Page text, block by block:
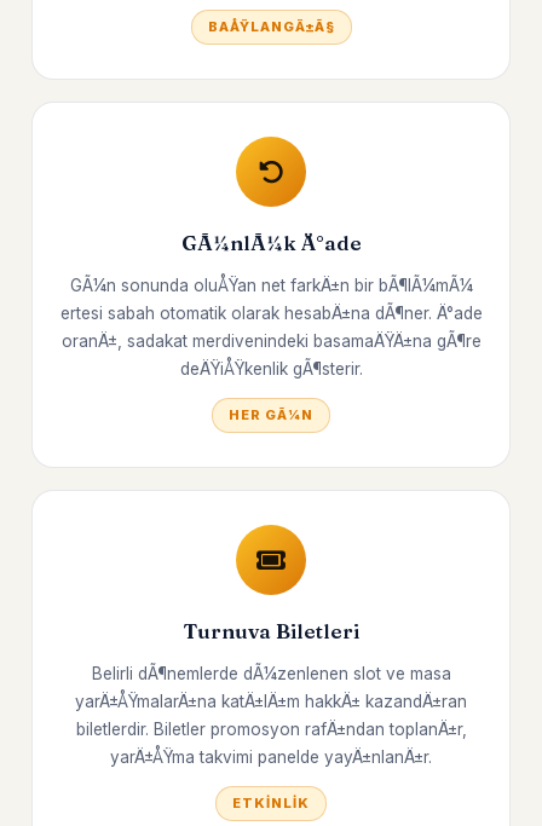
BAÅŸLANGÄ±Ã§
GÃ¼nlÃ¼k Ä°ade
GÃ¼n sonunda oluÅŸan net farkÄ±n bir bÃ¶lÃ¼mÃ¼
ertesi sabah otomatik olarak hesabÄ±na dÃ¶ner. Ä°ade
oranÄ±, sadakat merdivenindeki basamaÄŸÄ±na gÃ¶re
deÄŸiÅŸkenlik gÃ¶sterir.
HER GÃ¼N
Turnuva Biletleri
Belirli dÃ¶nemlerde dÃ¼zenlenen slot ve masa
yarÄ±ÅŸmalarÄ±na katÄ±lÄ±m hakkÄ± kazandÄ±ran
biletlerdir. Biletler promosyon rafÄ±ndan toplanÄ±r,
yarÄ±ÅŸma takvimi panelde yayÄ±nlanÄ±r.
ETKINLIK